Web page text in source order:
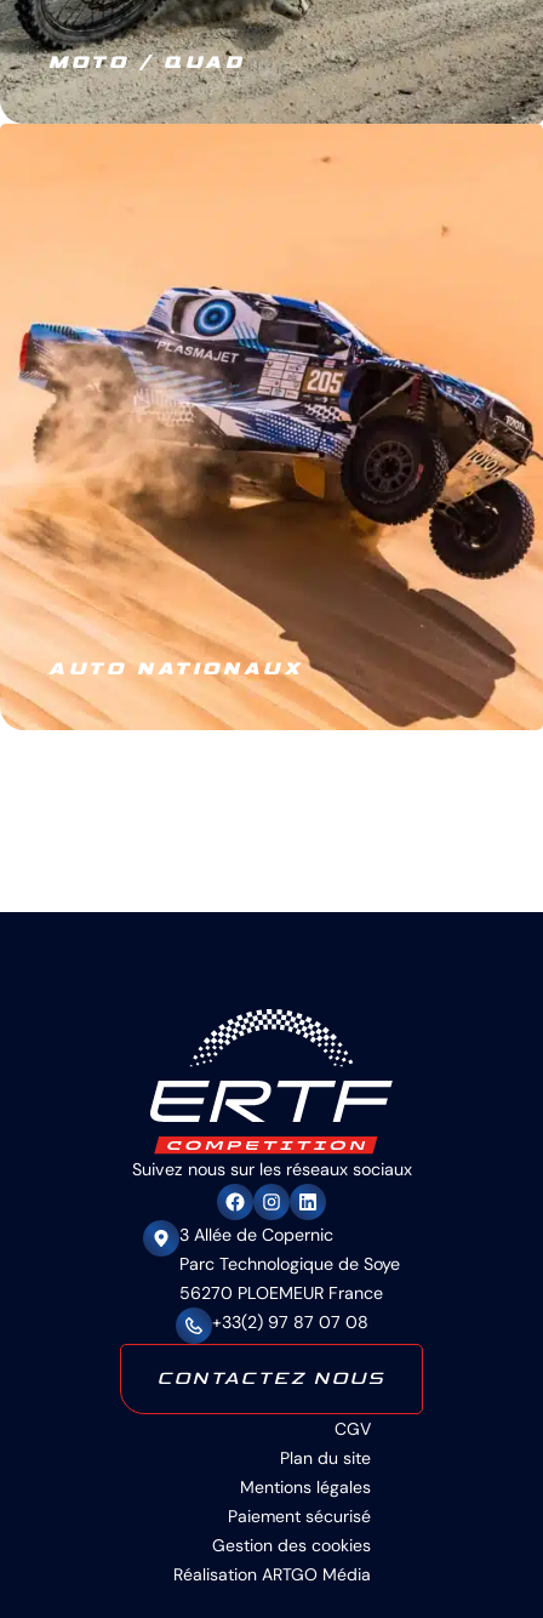
MOTO / QUAD
JE M’ÉQUIPE
AUTO NATIONAUX
JE M’ÉQUIPE
Suivez nous sur les réseaux sociaux
3 Allée de Copernic
Parc Technologique de Soye
56270 PLOEMEUR France
+33(2) 97 87 07 08
CONTACTEZ NOUS
CGV
Plan du site
Mentions légales
Paiement sécurisé
Gestion des cookies
Réalisation ARTGO Média